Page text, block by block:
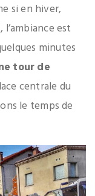
si en hiver,
est
minutes
tour de
centrale du
le temps de